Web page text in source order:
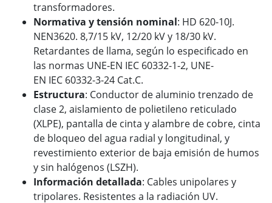
transformadores.
Normativa y tensión nominal: HD 620-10J.
NEN3620. 8,7/15 kV, 12/20 kV y 18/30 kV.
Retardantes de llama, según lo especificado en
las normas UNE‑EN IEC 60332-1-2, UNE-
EN IEC 60332-3-24 Cat.C.
Estructura: Conductor de aluminio trenzado de
clase 2, aislamiento de polietileno reticulado
(XLPE), pantalla de cinta y alambre de cobre, cinta
de bloqueo del agua radial y longitudinal, y
revestimiento exterior de baja emisión de humos
y sin halógenos (LSZH).
Información detallada: Cables unipolares y
tripolares. Resistentes a la radiación UV.